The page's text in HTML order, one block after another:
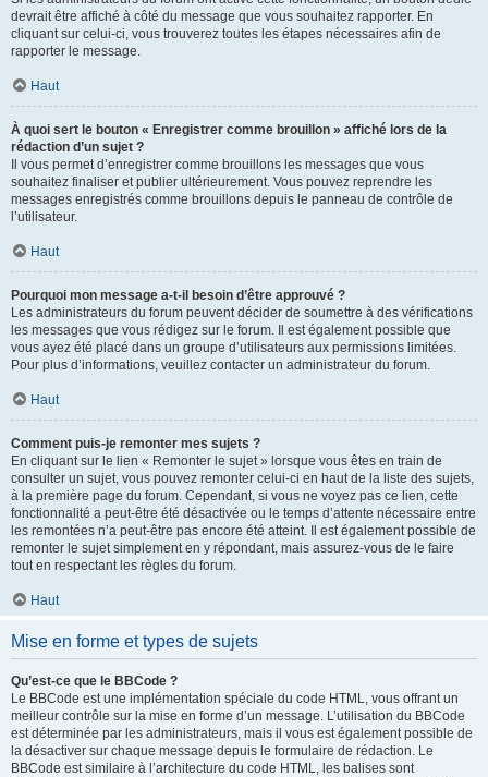
devrait être affiché à côté du message que vous souhaitez rapporter. En
cliquant sur celui-ci, vous trouverez toutes les étapes nécessaires afin de
rapporter le message.
Haut
À quoi sert le bouton « Enregistrer comme brouillon » affiché lors de la
rédaction d’un sujet ?
Il vous permet d’enregistrer comme brouillons les messages que vous
souhaitez finaliser et publier ultérieurement. Vous pouvez reprendre les
messages enregistrés comme brouillons depuis le panneau de contrôle de
l’utilisateur.
Haut
Pourquoi mon message a-t-il besoin d’être approuvé ?
Les administrateurs du forum peuvent décider de soumettre à des vérifications
les messages que vous rédigez sur le forum. Il est également possible que
vous ayez été placé dans un groupe d’utilisateurs aux permissions limitées.
Pour plus d’informations, veuillez contacter un administrateur du forum.
Haut
Comment puis-je remonter mes sujets ?
En cliquant sur le lien « Remonter le sujet » lorsque vous êtes en train de
consulter un sujet, vous pouvez remonter celui-ci en haut de la liste des sujets,
à la première page du forum. Cependant, si vous ne voyez pas ce lien, cette
fonctionnalité a peut-être été désactivée ou le temps d’attente nécessaire entre
les remontées n’a peut-être pas encore été atteint. Il est également possible de
remonter le sujet simplement en y répondant, mais assurez-vous de le faire
tout en respectant les règles du forum.
Haut
Mise en forme et types de sujets
Qu’est-ce que le BBCode ?
Le BBCode est une implémentation spéciale du code HTML, vous offrant un
meilleur contrôle sur la mise en forme d’un message. L’utilisation du BBCode
est déterminée par les administrateurs, mais il vous est également possible de
la désactiver sur chaque message depuis le formulaire de rédaction. Le
BBCode est similaire à l’architecture du code HTML, les balises sont